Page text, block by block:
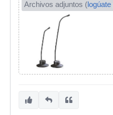
Archivos adjuntos (logúate